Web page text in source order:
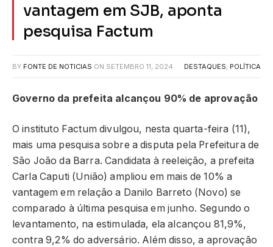
vantagem em SJB, aponta
pesquisa Factum
BY FONTE DE NOTICIAS ON SETEMBRO 11, 2024 DESTAQUES POLÍTICA
Governo da prefeita alcançou 90% de aprovação
O instituto Factum divulgou, nesta quarta-feira (11),
mais uma pesquisa sobre a disputa pela Prefeitura de
São João da Barra. Candidata à reeleição, a prefeita
Carla Caputi (União) ampliou em mais de 10% a
vantagem em relação a Danilo Barreto (Novo) se
comparado à última pesquisa em junho. Segundo o
levantamento, na estimulada, ela alcançou 81,9%,
contra 9,2% do adversário. Além disso, a aprovação